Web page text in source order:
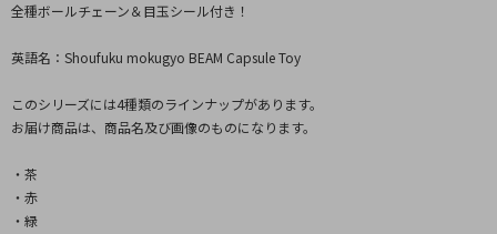
全種ボールチェーン＆目玉シール付き！
英語名：Shoufuku mokugyo BEAM Capsule Toy
このシリーズには4種類のラインナップがあります。
お届け商品は、商品名及び画像のものになります。
・茶
・赤
・緑